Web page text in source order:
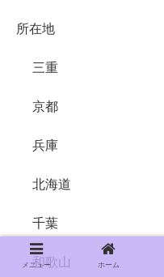
所在地
三重
京都
兵庫
北海道
千葉
和歌山
メニュー ホーム